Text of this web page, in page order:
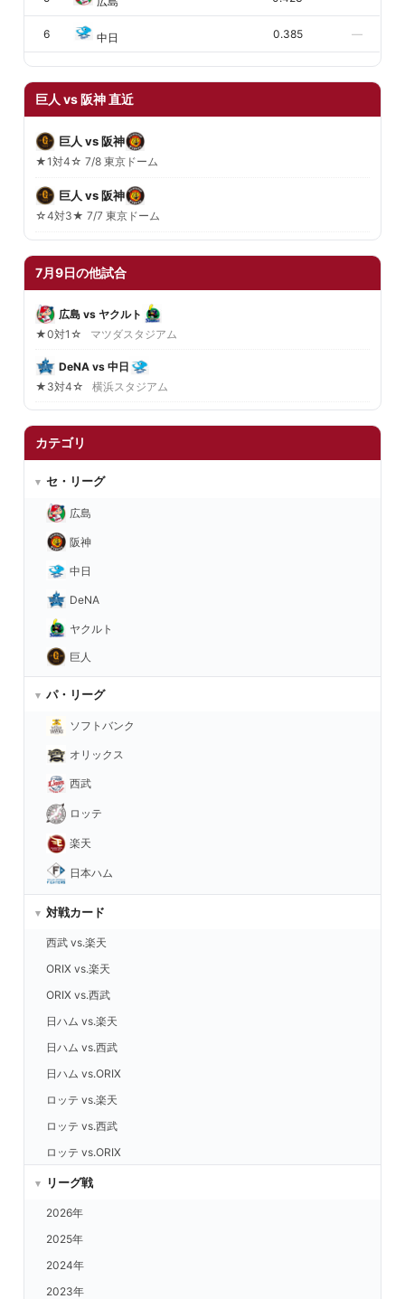
6 中日 0.385 —
巨人 vs 阪神 直近
巨人 vs 阪神
★1対4☆ 7/8 東京ドーム
巨人 vs 阪神
☆4対3★ 7/7 東京ドーム
7月9日の他試合
広島 vs ヤクルト
★0対1☆
マツダスタジアム
DeNA vs 中日
★3対4☆
横浜スタジアム
カテゴリ
セ・リーグ
広島
阪神
中日
DeNA
ヤクルト
巨人
パ・リーグ
ソフトバンク
オリックス
西武
ロッテ
楽天
日本ハム
対戦カード
西武 vs.楽天
ORIX vs.楽天
ORIX vs.西武
日ハム vs.楽天
日ハム vs.西武
日ハム vs.ORIX
ロッテ vs.楽天
ロッテ vs.西武
ロッテ vs.ORIX
ロッテ vs.日ハム
リーグ戦
2026年
2025年
2024年
2023年